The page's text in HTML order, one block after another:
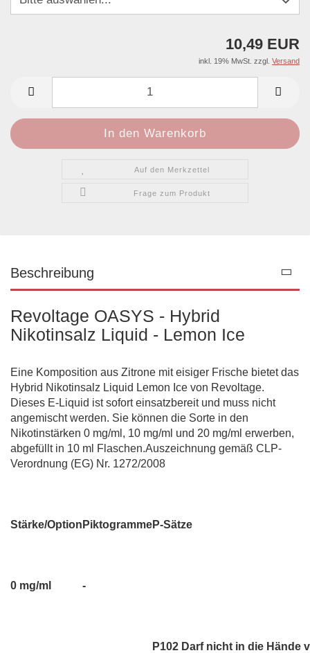
10,49 EUR
inkl. 19% MwSt. zzgl. Versand
Auf den Merkzettel
Frage zum Produkt
Beschreibung
Revoltage OASYS - Hybrid
Nikotinsalz Liquid - Lemon Ice
Eine Komposition aus Zitrone mit eisiger Frische bietet das
Hybrid Nikotinsalz Liquid Lemon Ice von Revoltage.
Dieses E-Liquid ist sofort einsatzbereit und muss nicht
angemischt werden. Sie können die Sorte in den
Nikotinstärken 0 mg/ml, 10 mg/ml und 20 mg/ml erwerben,
abgefüllt in 10 ml Flaschen.Auszeichnung gemäß CLP-
Verordnung (EG) Nr. 1272/2008
Stärke/Option PiktogrammeP-Sätze
0 mg/ml -
P102 Darf nicht in die Hände